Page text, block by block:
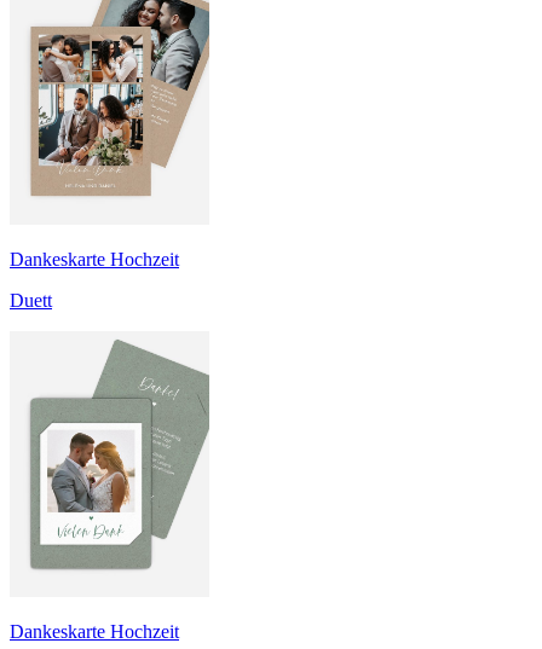
Dankeskarte Hochzeit
Duett
Dankeskarte Hochzeit